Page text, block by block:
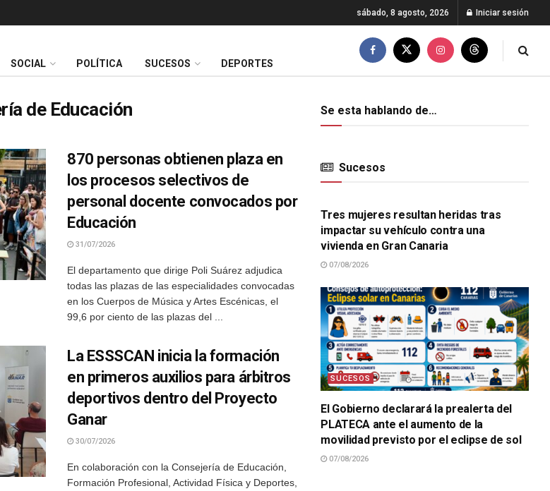
sábado, 8 agosto, 2026 Iniciar sesión
SOCIAL POLÍTICA SUCESOS DEPORTES
de Educación
870 personas obtienen plaza en
los procesos selectivos de
personal docente convocados por
Educación
31/07/2026
El departamento que dirige Poli Suárez adjudica
todas las plazas de las especialidades convocadas
en los Cuerpos de Música y Artes Escénicas, el
99,6 por ciento de las plazas del ...
La ESSSCAN inicia la formación
en primeros auxilios para árbitros
deportivos dentro del Proyecto
Ganar
30/07/2026
En colaboración con la Consejería de Educación,
Formación Profesional, Actividad Física y Deportes,
Se esta hablando de…
Sucesos
SUCESOS
Tres mujeres resultan heridas tras
impactar su vehículo contra una
vivienda en Gran Canaria
07/08/2026
SUCESOS
El Gobierno declarará la prealerta del
PLATECA ante el aumento de la
movilidad previsto por el eclipse de sol
07/08/2026